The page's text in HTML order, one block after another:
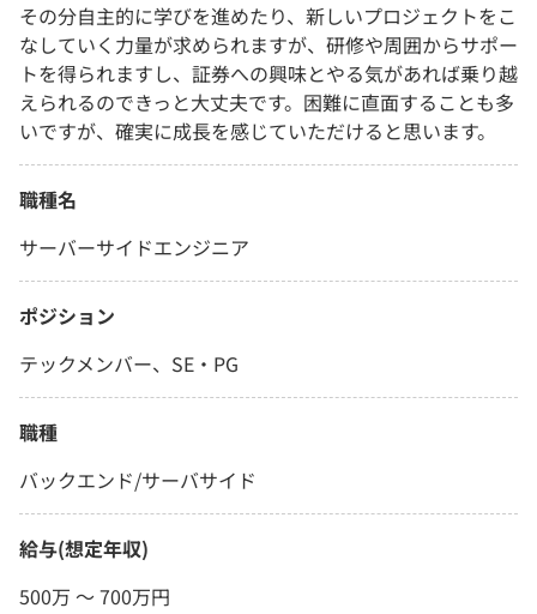
その分自主的に学びを進めたり、新しいプロジェクトをこ
なしていく力量が求められますが、研修や周囲からサポー
トを得られますし、証券への興味とやる気があれば乗り越
えられるのできっと大丈夫です。困難に直面することも多
いですが、確実に成長を感じていただけると思います。
職種名
サーバーサイドエンジニア
ポジション
テックメンバー、SE・PG
職種
バックエンド/サーバサイド
給与(想定年収)
500万 〜 700万円